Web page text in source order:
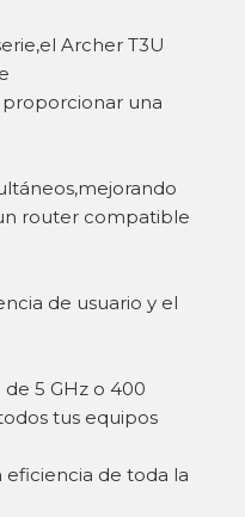
Archer T3U
una
router compatible
de usuario y el
5 GHz o 400
tus equipos
de toda la